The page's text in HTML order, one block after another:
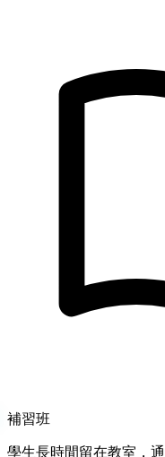
補習班
學生長時間留在教室，